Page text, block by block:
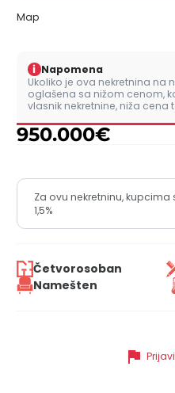
Map
i Napomena
Ukoliko je ova nekretnina na
oglašena sa nižom cenom,
vlasnik nekretnine, niža cena
950.000€
Za ovu nekretninu,
1,5%
Četvorosoban
Namešten
flag